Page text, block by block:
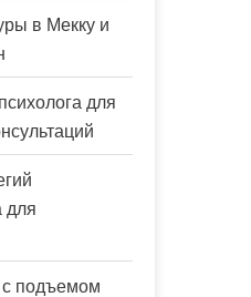
в Мекку и
для
для
подъемом